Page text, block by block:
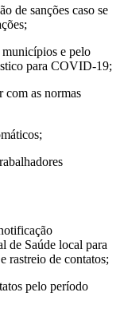
de sanções caso se
e pelo
para COVID-19;
com as normas
de Saúde local para
rastreio de contatos;
pelo período